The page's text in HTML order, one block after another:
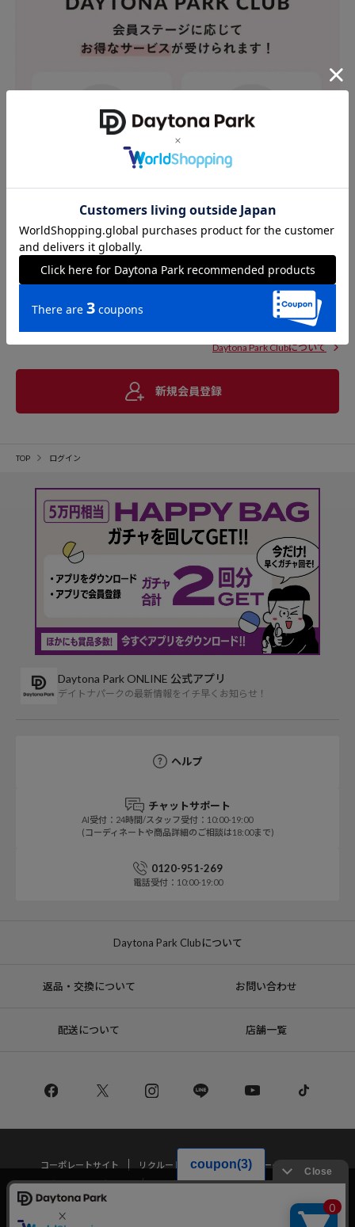
Daytona Park Clubについて
新規会員登録
TOP ログイン
Daytona Park ONLINE 公式アプリ
デイトナパークの最新情報をイチ早くお知らせ！
ヘルプ
チャットサポート
AI受付：24時間/スタッフ受付：10:00-19:00
(コーディネートや商品詳細のご相談は18:00まで)
0120-951-269
電話受付：10:00-19:00
Daytona Park Clubについて
返品・交換について お問い合わせ
配送について 店舗一覧
コーポレートサイト リクルート
サステナブルマークについて
プライバシーポリシー
特定商取引法・古物営業法に基づく表記
当サイトでは利用体験の向上およびコンテンツの最適な提供、トラフィック
の分析を目的としてCookieを使用しています。